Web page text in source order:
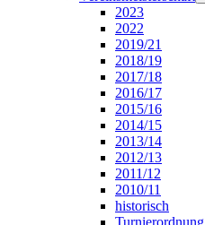
2023
2022
2019/21
2018/19
2017/18
2016/17
2015/16
2014/15
2013/14
2012/13
2011/12
2010/11
historisch
Turnierordnung